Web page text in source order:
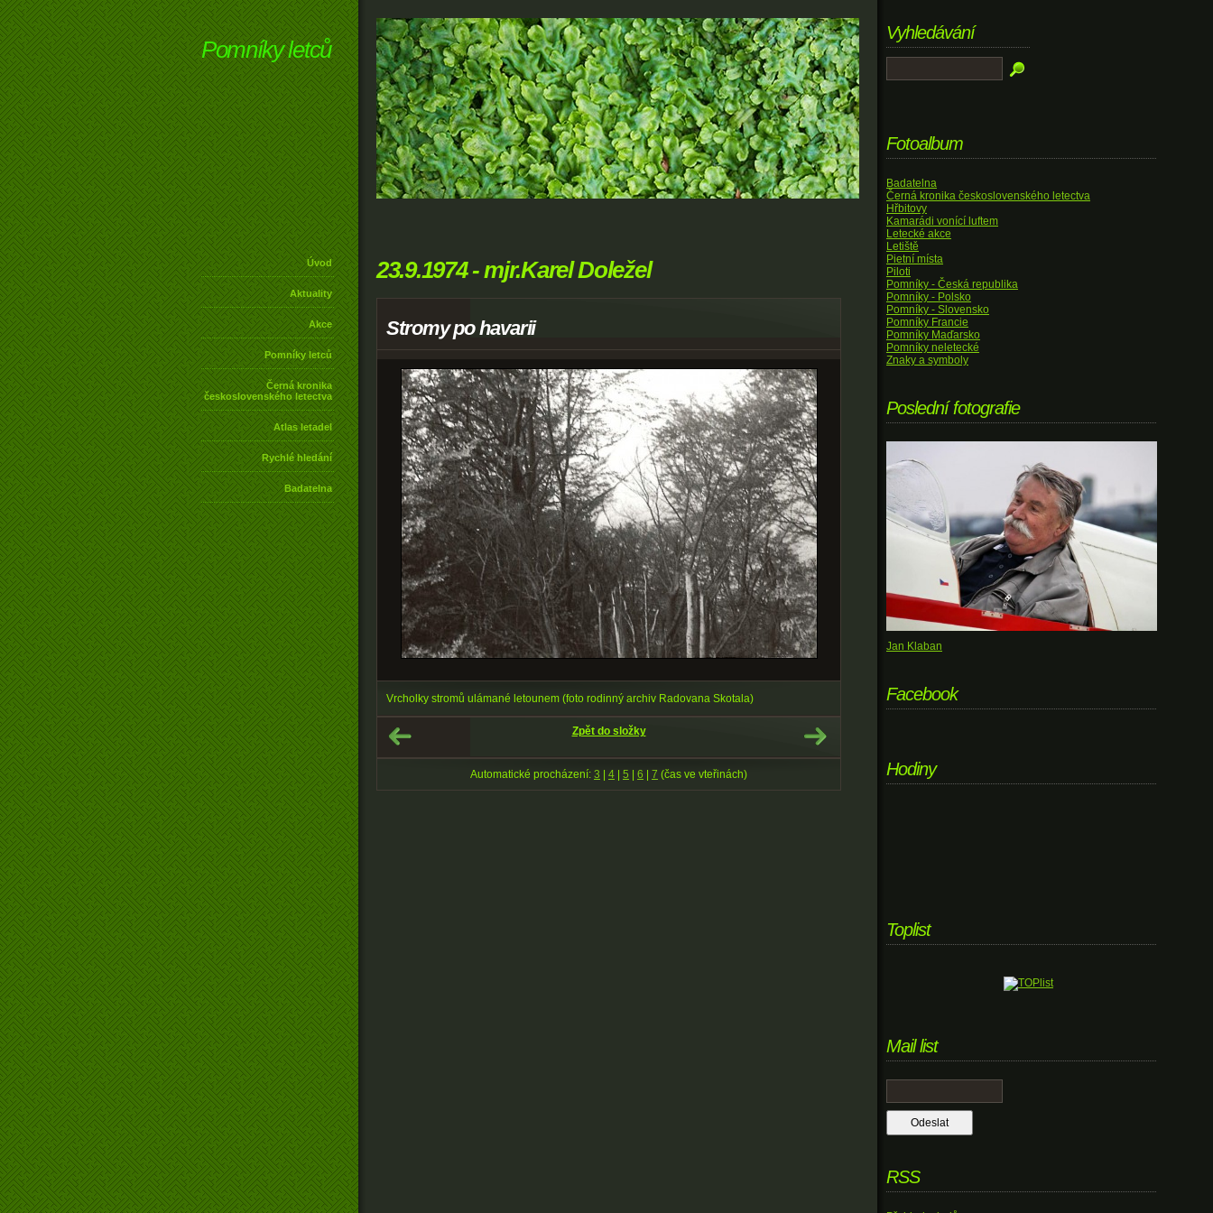
Pomníky letců
Úvod
Aktuality
Akce
Pomníky letců
Černá kronika
československého letectva
Atlas letadel
Rychlé hledání
Badatelna
23.9.1974 - mjr.Karel Doležel
Stromy po havarii
Vrcholky stromů ulámané letounem (foto rodinný archiv Radovana Skotala)
Zpět do složky
Automatické procházení: 3 | 4 | 5 | 6 | 7 (čas ve vteřinách)
Vyhledávání
Fotoalbum
Badatelna
Černá kronika československého letectva
Hřbitovy
Kamarádi vonící luftem
Letecké akce
Letiště
Pietní místa
Piloti
Pomníky - Česká republika
Pomníky - Polsko
Pomníky - Slovensko
Pomníky Francie
Pomníky Maďarsko
Pomníky neletecké
Znaky a symboly
Poslední fotografie
Jan Klaban
Facebook
Hodiny
Toplist
Mail list
RSS